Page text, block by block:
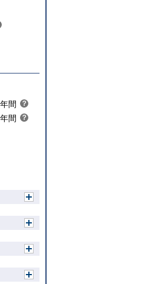
間 ？
ヒ
間 ？